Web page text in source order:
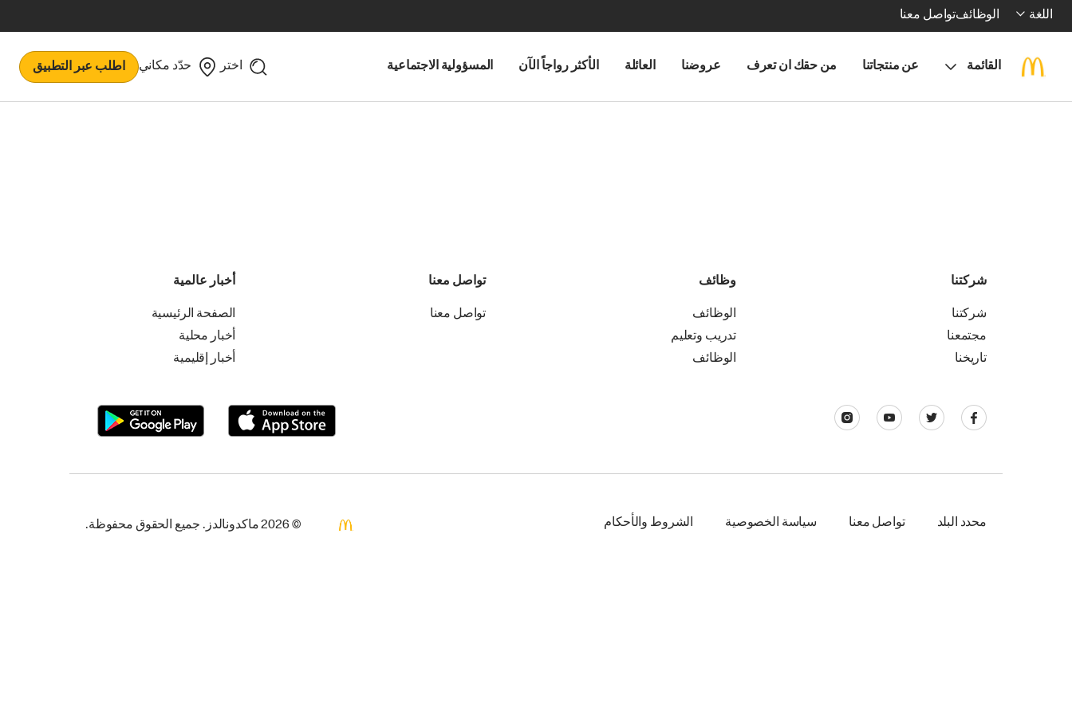
اللغة الوظائفتواصل معنا
القائمة عن منتجاتنا من حقك ان تعرف عروضنا العائلة الأكثر رواجاً الآن المسؤولية الاجتماعية اختر حدّد مكاني اطلب عبر التطبيق
شركتنا
شركتنا
مجتمعنا
تاريخنا
وظائف
الوظائف
تدريب وتعليم
الوظائف
تواصل معنا
تواصل معنا
أخبار عالمية
الصفحة الرئيسية
أخبار محلية
أخبار إقليمية
محدد البلد تواصل معنا سياسة الخصوصية الشروط والأحكام © 2026 ماكدونالدز. جميع الحقوق محفوظة.